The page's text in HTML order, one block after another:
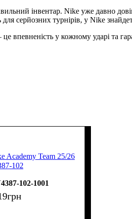
інвентар. Nike уже давно
серйозних турнірів, у Nike
у кожному ударі та
Academy Team 25/26
102
102-1001
грн